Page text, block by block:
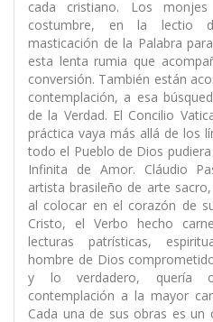
cada cristiano. Los
costumbre, en la lectio
masticación de la Palabra
esta lenta rumia que
conversión. También están
contemplación, a esa
de la Verdad. El Concilio
práctica vaya más allá de los
todo el Pueblo de Dios
Infinita de Amor. Cláudio
artista brasileño de arte
al colocar en el corazón de
Cristo, el Verbo hecho
lecturas patrísticas,
hombre de Dios
y lo verdadero, quería
contemplación a la mayor
Cada una de sus obras es un